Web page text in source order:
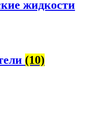
жидкости
(10)